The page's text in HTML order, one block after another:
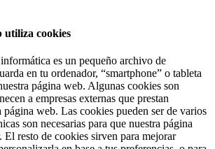
utiliza cookies
es un pequeño archivo de
en tu ordenador, “smartphone” o tableta
página web. Algunas cookies son
a empresas externas que prestan
página web. Las cookies pueden ser de varios
son necesarias para que nuestra página
El resto de cookies sirven para mejorar